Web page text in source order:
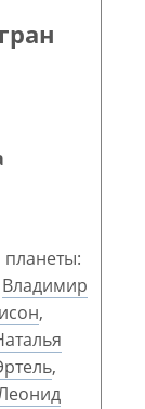
Владимир
,
,